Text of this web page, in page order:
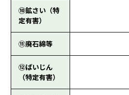
⑩鉱さい（特
定有害）
⑪廃石綿等
⑫ばいじん
（特定有害）